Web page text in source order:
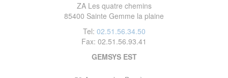
ZA Les quatre chemins
85400 Sainte Gemme la plaine
Tel: 02.51.56.34.50
Fax: 02.51.56.93.41
GEMSYS EST